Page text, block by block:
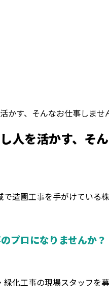
かす、そんなお仕事しませ
人を活かす、そ
造園工事を手がけている株
プロになりませんか？
化工事の現場スタッフを募